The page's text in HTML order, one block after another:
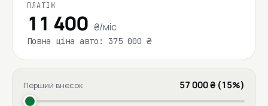
ПЛАТІЖ
11 400 ₴/міс
Повна ціна авто: 375 000 ₴
Перший внесок 57 000 ₴ (15%)